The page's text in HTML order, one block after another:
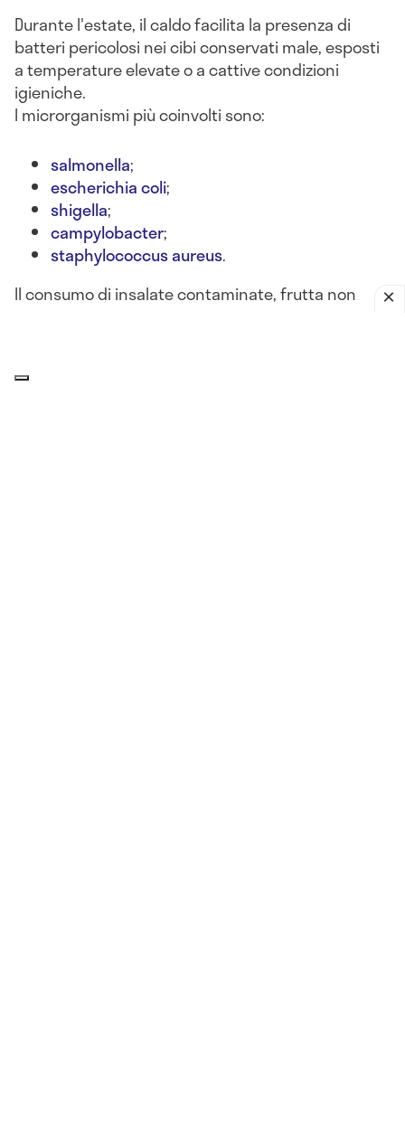
Durante l'estate, il caldo facilita la presenza di
batteri pericolosi nei cibi conservati male, esposti
a temperature elevate o a cattive condizioni
igieniche.
I microrganismi più coinvolti sono:
salmonella;
escherichia coli;
shigella;
campylobacter;
staphylococcus aureus.
Il consumo di insalate contaminate, frutta non
addominali e febbre